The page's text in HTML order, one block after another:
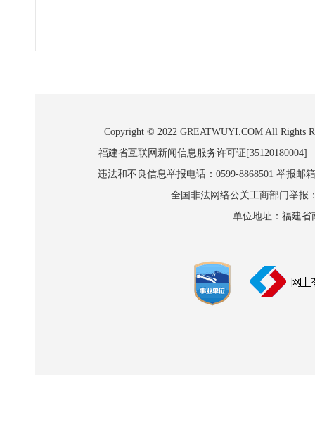
Copyright © 2022 GREATWUYI.COM All Rights
福建省互联网新闻信息服务许可证
违法和不良信息举报电话：0599-8868501 举报邮
全国非法网络公关工商部门举报
单位地址：福建省